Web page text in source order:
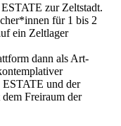
zur Zeltstadt.
für 1 bis 2
ein Zeltlager
dann als Art-
und der
Freiraum der